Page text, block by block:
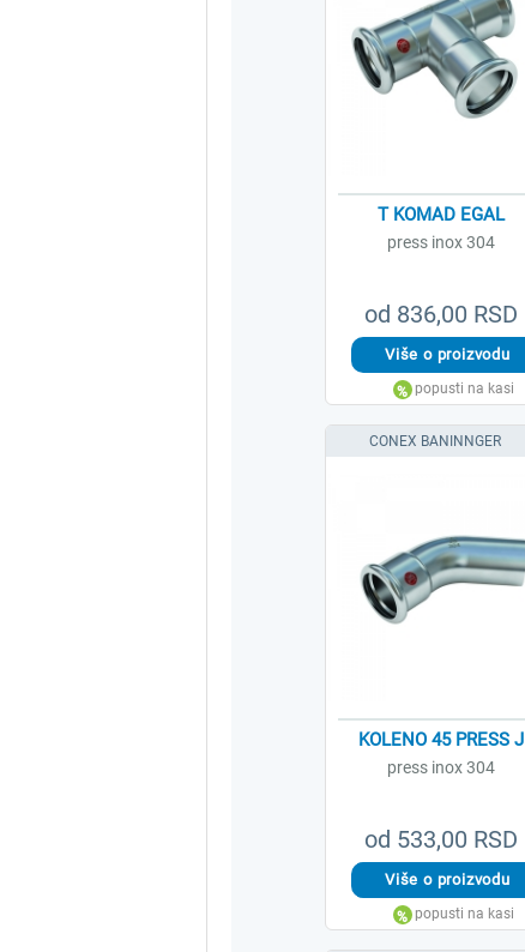
od 836,00 RSD
T KOMAD EGAL
press inox 304
od 533,00 RSD
KOLENO 45 PRESS J
press inox 304
CONEX BANINNGER